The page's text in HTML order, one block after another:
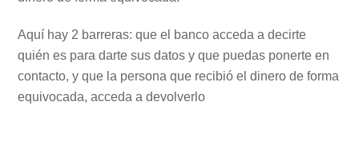
Aquí hay 2 barreras: que el banco acceda a decirte
quién es para darte sus datos y que puedas ponerte en
contacto, y que la persona que recibió el dinero de forma
equivocada, acceda a devolverlo